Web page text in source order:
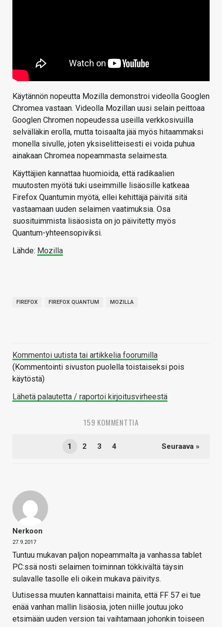
Käytännön nopeutta Mozilla demonstroi videolla Googlen
Chromea vastaan. Videolla Mozillan uusi selain peittoaa
Googlen Chromen nopeudessa useilla verkkosivuilla
selvälläkin erolla, mutta toisaalta jää myös hitaammaksi
monella sivulle, joten yksiselitteisesti ei voida puhua
ainakaan Chromea nopeammasta selaimesta.
Käyttäjien kannattaa huomioida, että radikaalien
muutosten myötä tuki useimmille lisäosille katkeaa
Firefox Quantumin myötä, ellei kehittäjä päivitä sitä
vastaamaan uuden selaimen vaatimuksia. Osa
suosituimmista lisäosista on jo päivitetty myös
Quantum-yhteensopiviksi.
Lähde: Mozilla
FIREFOX FIREFOX QUANTUM MOZILLA
Kommentoi uutista tai artikkelia foorumilla
(Kommentointi sivuston puolella toistaiseksi pois
käytöstä)
Lähetä palautetta / raportoi kirjoitusvirheestä
159 KOMMENTTIA
1 2 3 4 Seuraava »
Nerkoon
27.9.2017
Tuntuu mukavan paljon nopeammalta ja vanhassa tablet
PC:ssä nosti selaimen toiminnan tökkivältä täysin
sulavalle tasolle eli oikein mukava päivitys.
Uutisessa muuten kannattaisi mainita, että FF 57 ei tue
enää vanhan mallin lisäosia, joten niille joutuu joko
etsimään uuden version tai vaihtamaan johonkin toiseen